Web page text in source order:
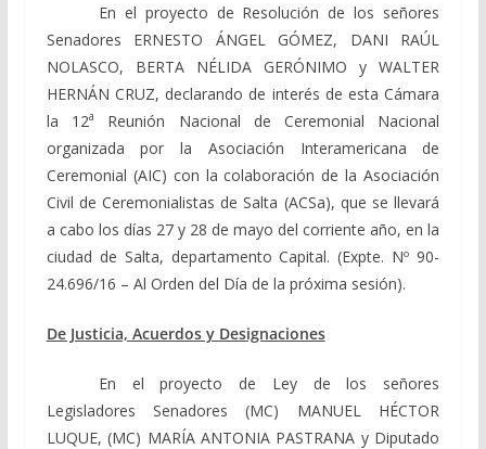
En el proyecto de Resolución de los señores
Senadores ERNESTO ÁNGEL GÓMEZ, DANI RAÚL
NOLASCO, BERTA NÉLIDA GERÓNIMO y WALTER
HERNÁN CRUZ, declarando de interés de esta Cámara
la 12a
Reunión Nacional de Ceremonial Nacional
organizada por la Asociación Interamericana de
Ceremonial (AIC) con la colaboración de la Asociación
Civil de Ceremonialistas de Salta (ACSa), que se llevará
a cabo los días 27 y 28 de mayo del corriente año, en la
ciudad de Salta, departamento Capital.(Expte. Nº 90-
24.696/16 – Al Orden del Día de la próxima sesión).
De Justicia, Acuerdos y Designaciones
En el proyecto de Ley de los señores
Legisladores Senadores (MC) MANUEL HÉCTOR
LUQUE, (MC) MARÍA ANTONIA PASTRANA y Diputado